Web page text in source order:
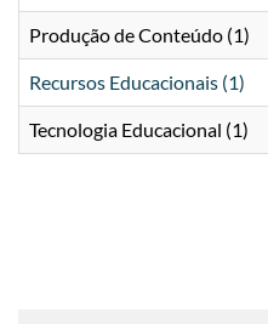
Produção de Conteúdo (1)
Recursos Educacionais (1)
Tecnologia Educacional (1)